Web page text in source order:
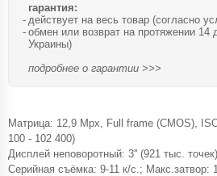
гарантия:
действует на весь товар (согласно
обмен или возврат на протяжении 14
Украины)
подробнее о гарантии >>>
Матрица: 12,9 Mpx, Full frame (CMOS),
100 - 102 400)
Дисплей неповоротный: 3'' (921 тыс. точек)
Серийная съёмка: 9-11 к/с.; Макс.затвор: